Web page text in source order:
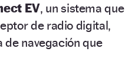
EV, un sistema que
de radio digital,
de navegación que